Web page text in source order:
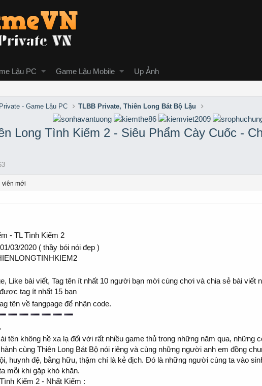
Lậu PC Game Lậu Mobile Up Ảnh
- Game Lậu PC TLBB Private, Thiên Long Bát Bộ Lậu
Long Tình Kiếm 2 - Siêu Phẩm Cày Cuốc -
viên mới
- TL Tình Kiếm 2
03/2020 ( thầy bói nói đẹp )
Like bài viết, Tag tên ít nhất 10 người bạn mời cùng chơi và chia sẻ bài viết
tag ít nhất 15 bạn
tên về fangpage để nhận code.
tên không hề xa lạ đối với rất nhiều game thủ trong những năm qua, những
cùng Thiên Long Bát Bộ nói riêng và cùng những người anh em đồng
huynh đệ, bằng hữu, thậm chí là kẻ địch. Đó là những người cùng ta vào
mỗi khi gặp khó khăn.
Kiếm 2 - Nhất Kiếm :